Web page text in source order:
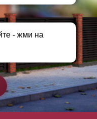
- жми на